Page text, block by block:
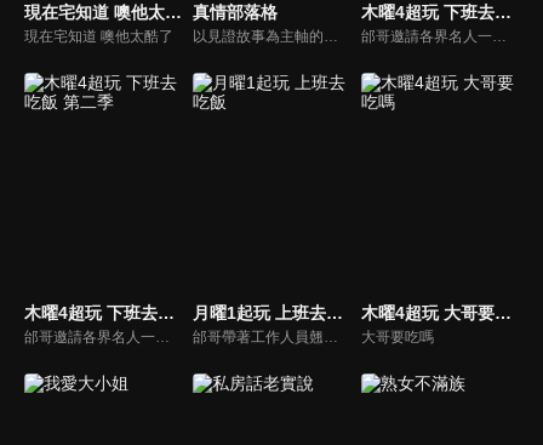
現在宅知道 噢他太酷了
現在宅知道 噢他太酷了
真情部落格
以見證故事為主軸的佈道訪談節目，由主播李晶玉主持，發揮她的訪問專長，讓來賓自在暢談自己的生命歷程；最後由寇紹恩牧師與孫越叔叔佈道，帶領禱告。
木曜4超玩 下班去吃飯
邰哥邀請各界名人一起吃飯聊天，與觀眾分享他們的故事。
木曜4超玩 下班去吃飯 第二季
邰哥邀請各界名人一起吃飯聊天，與觀眾分享他們的故事。
月曜1起玩 上班去吃飯
邰哥帶著工作人員翹班吃飯去，看看他們享用了哪些美食吧！
木曜4超玩 大哥要吃嗎
大哥要吃嗎